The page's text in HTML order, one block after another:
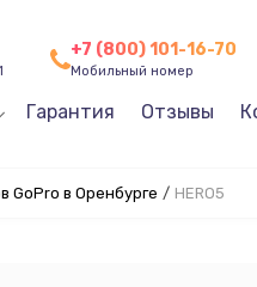
+7 (800) 101-16-70
Мобильный номер
Гарантия Отзывы
GoPro в Оренбурге / HERO5